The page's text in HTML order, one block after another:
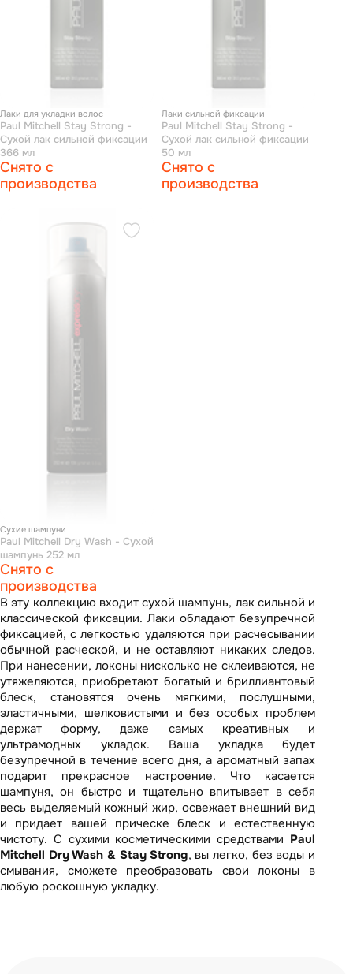
Лаки для укладки волос
Paul Mitchell Stay Strong -
Сухой лак сильной фиксации
366 мл
Снято с
производства
Лаки сильной фиксации
Paul Mitchell Stay Strong -
Сухой лак сильной фиксации
50 мл
Снято с
производства
Сухие шампуни
Paul Mitchell Dry Wash - Сухой
шампунь 252 мл
Снято с
производства
В эту коллекцию входит сухой шампунь, лак сильной и
классической фиксации. Лаки обладают безупречной
фиксацией, с легкостью удаляются при расчесывании
обычной расческой, и не оставляют никаких следов.
При нанесении, локоны нисколько не склеиваются, не
утяжеляются, приобретают богатый и бриллиантовый
блеск, становятся очень мягкими, послушными,
эластичными, шелковистыми и без особых проблем
держат форму, даже самых креативных и
ультрамодных укладок. Ваша укладка будет
безупречной в течение всего дня, а ароматный запах
подарит прекрасное настроение. Что касается
шампуня, он быстро и тщательно впитывает в себя
весь выделяемый кожный жир, освежает внешний вид
и придает вашей прическе блеск и естественную
чистоту. С сухими косметическими средствами Paul
Mitchell Dry Wash & Stay Strong, вы легко, без воды и
смывания, сможете преобразовать свои локоны в
любую роскошную укладку.